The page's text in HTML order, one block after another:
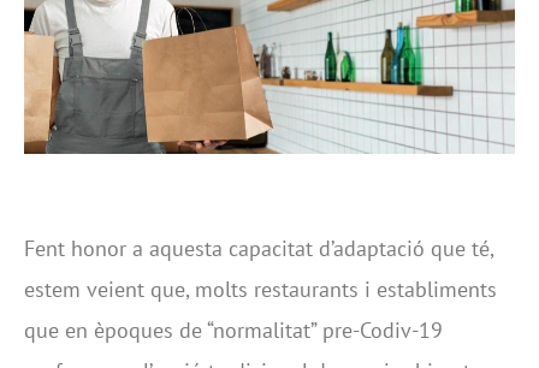
Fent honor a aquesta capacitat d’adaptació que té,
estem veient que, molts restaurants i establiments
que en èpoques de “normalitat” pre-Codiv-19